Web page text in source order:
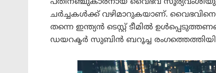
ചർച്ചകൾക്ക് വഴിമാറുകയാണ്.
തന്നെ ഇന്ത്യൻ ടെസ്റ്റ് ടീമിൽ
ഡയറക്ടർ സുബിൻ ബറൂച്ച